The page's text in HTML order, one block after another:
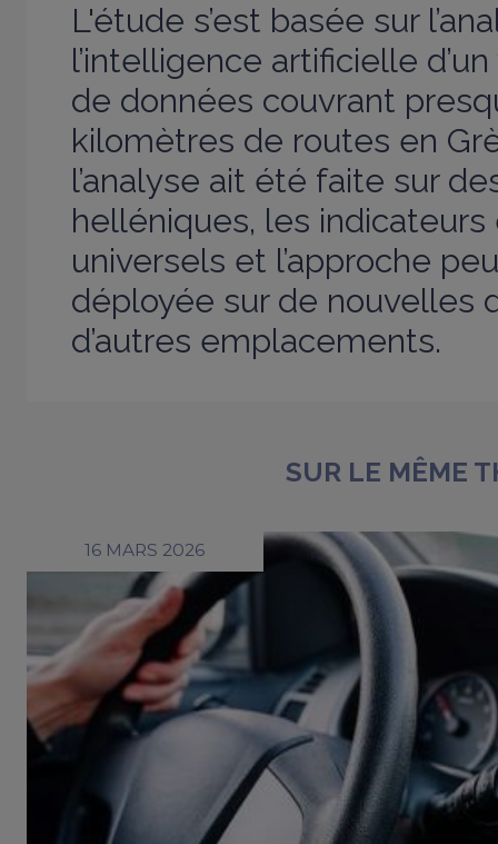
L'étude s’est basée sur
l’intelligence artificielle
de données couvrant
kilomètres de routes en
l’analyse ait été faite sur
helléniques, les
universels et l’approche
déployée sur de nouvelles
d’autres emplacements.
SUR LE MÊME
16 MARS 2026